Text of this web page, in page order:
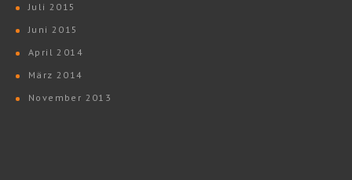
Juli 2015
Juni 2015
April 2014
März 2014
November 2013